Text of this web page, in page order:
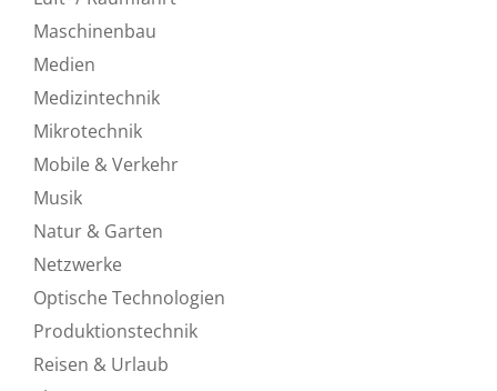
Maschinenbau
Medien
Medizintechnik
Mikrotechnik
Mobile & Verkehr
Musik
Natur & Garten
Netzwerke
Optische Technologien
Produktionstechnik
Reisen & Urlaub